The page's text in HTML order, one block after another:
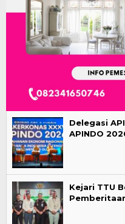
Delegasi
APINDO
Kejari TTU